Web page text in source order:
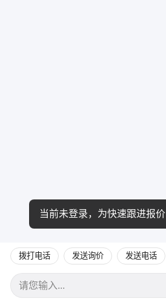
拨打电话 发送询价 发送电话
当前未登录，为快速跟进报价